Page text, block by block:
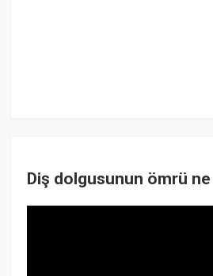
Diş dolgusunun ömrü ne